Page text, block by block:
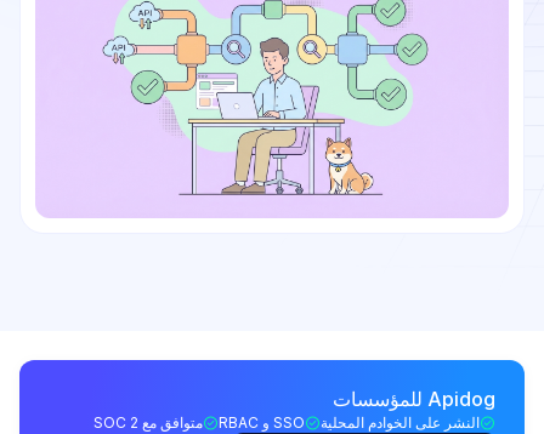
Apidog للمؤسسات
النشر على الخوادم المحلية SSO و RBAC متوافق مع SOC 2